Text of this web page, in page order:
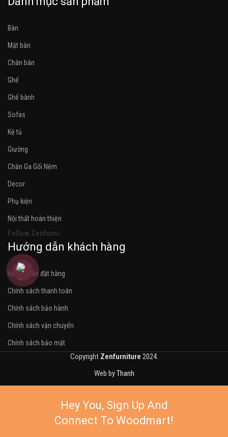
Bàn
Mặt bàn
Chân bàn
Ghế
Ghế bành
Sofas
Kệ tủ
Giường
Chăn Ga Gối Nệm
Decor
Phụ kiện
Nội thất hoàn thiện
Follow Zenfurni:
Hướng dẫn khách hàng
Hướng dẫn đặt hàng
Chính sách thanh toán
Chính sách bảo hành
Chính sách vận chuyển
Chính sách bảo mật
Copyright Zenfurniture 2024.
Web byThanh
Hey You, Sign Up And
Connect To Woodmart!